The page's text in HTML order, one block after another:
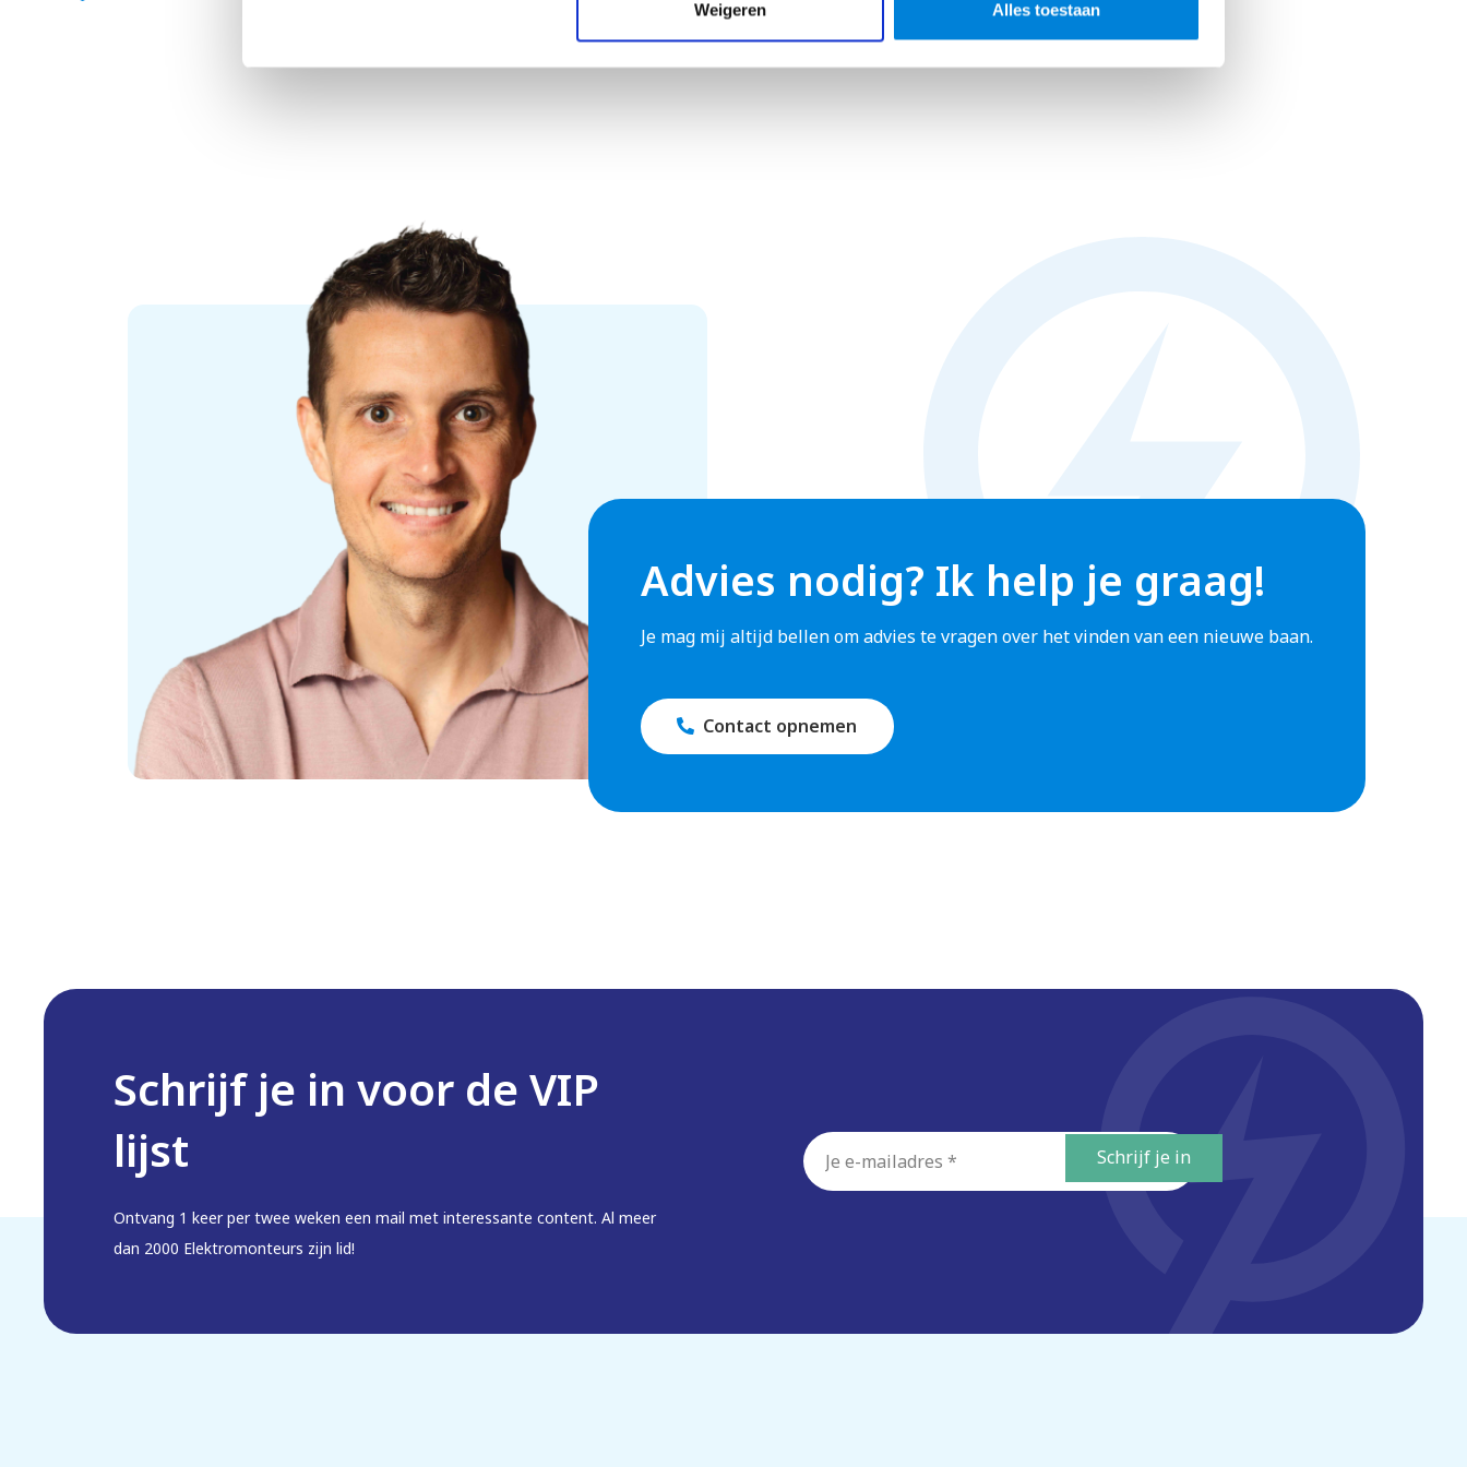
Weigeren Alles toestaan
“Het leukste vind ik de afwisseling en variatie in de werkzaamheden en projecten bij Livingprojects. Elk project is
Solliciteer hier direct zonder cv of motivatiebrief
Advies nodig? Ik help je graag!
Je mag mij altijd bellen om advies te vragen over het vinden van een nieuwe baan.
Contact opnemen
Schrijf je in voor de VIP
lijst
Ontvang 1 keer per twee weken een mail met interessante content. Al meer
dan 2000 Elektromonteurs zijn lid!
E-
mailadres